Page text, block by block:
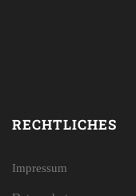
RECHTLICHES
Impressum